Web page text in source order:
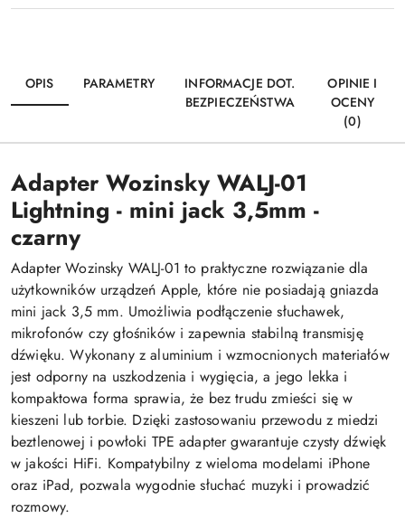
OPIS PARAMETRY
INFORMACJE DOT.
BEZPIECZEŃSTWA
OPINIE I
OCENY
(0)
Adapter Wozinsky WALJ-01
Lightning - mini jack 3,5mm -
czarny
Adapter Wozinsky WALJ-01 to praktyczne rozwiązanie dla
użytkowników urządzeń Apple, które nie posiadają gniazda
mini jack 3,5 mm. Umożliwia podłączenie słuchawek,
mikrofonów czy głośników i zapewnia stabilną transmisję
dźwięku. Wykonany z aluminium i wzmocnionych materiałów
jest odporny na uszkodzenia i wygięcia, a jego lekka i
kompaktowa forma sprawia, że bez trudu zmieści się w
kieszeni lub torbie. Dzięki zastosowaniu przewodu z miedzi
beztlenowej i powłoki TPE adapter gwarantuje czysty dźwięk
w jakości HiFi. Kompatybilny z wieloma modelami iPhone
oraz iPad, pozwala wygodnie słuchać muzyki i prowadzić
rozmowy.